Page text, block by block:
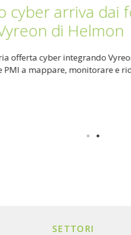
la
ACN QC2
piattaforma di cybersecurity
con il supporto di MPG System,
SETTORI